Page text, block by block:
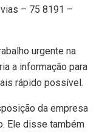
– 75 8191 –
urgente na
a informação para
rápido possível.
da empresa
Ele disse também